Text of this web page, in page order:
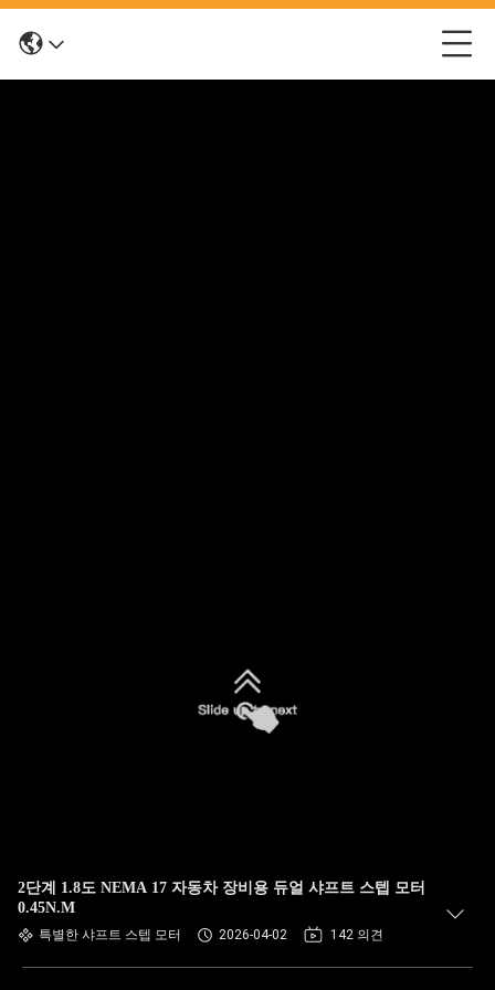
2단계 1.8도 NEMA 17 자동차 장비용 듀얼 샤프트 스텝 모터
0.45N.M
특별한 샤프트 스텝 모터 2026-04-02 142 의견